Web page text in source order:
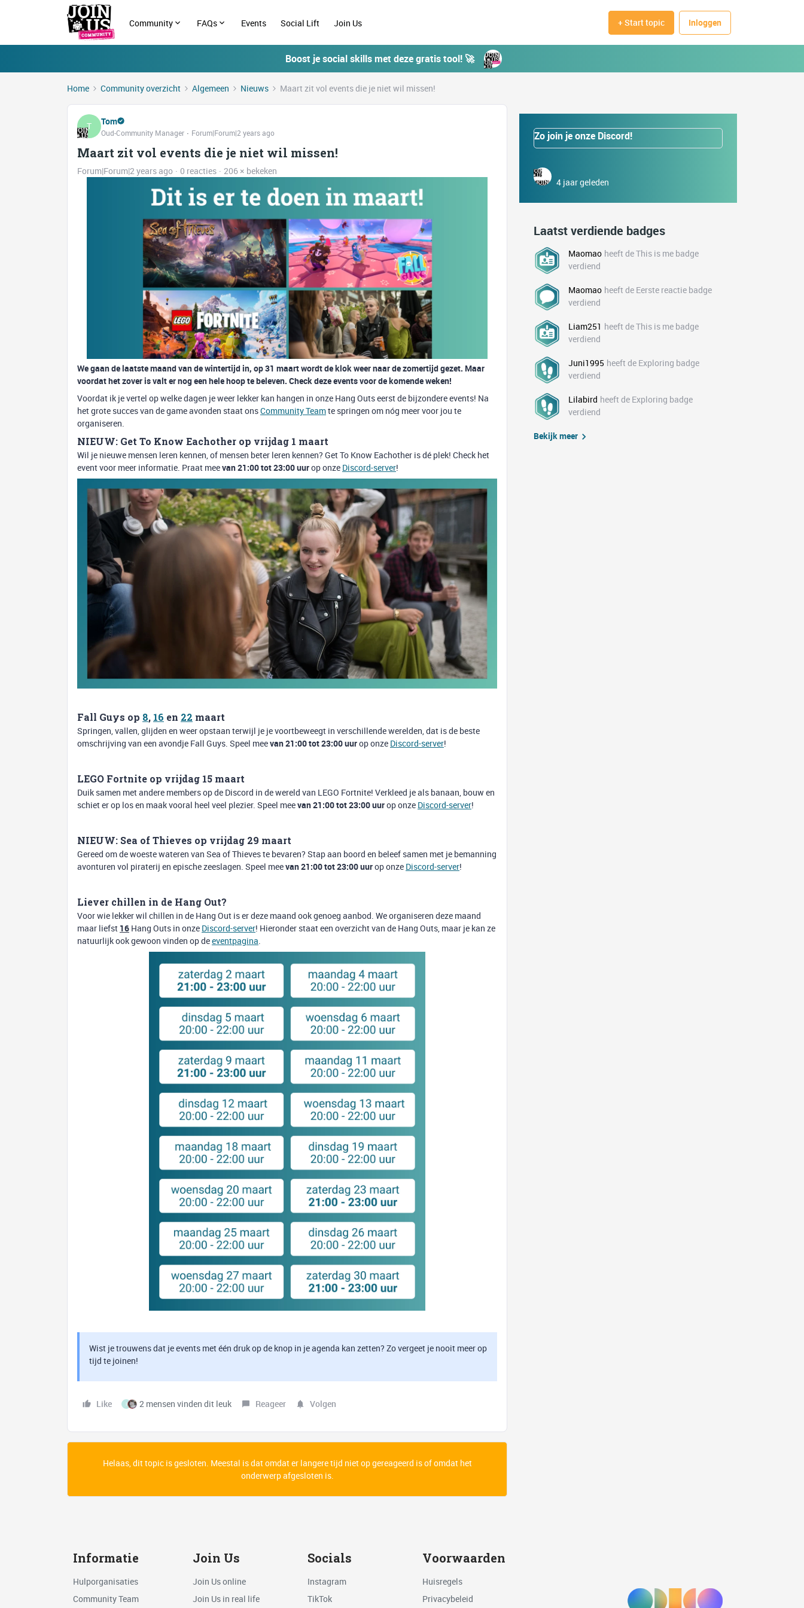
Community FAQs Events Social Lift Join Us + Start topic Inloggen
Boost je social skills met deze gratis tool! 🚀
Home Community overzicht Algemeen Nieuws Maart zit vol events die je niet wil missen!
T Tom
Oud-Community Manager Forum|Forum|2 years ago
Maart zit vol events die je niet wil missen!
Forum|Forum|2 years ago 0 reacties 206 × bekeken
We gaan de laatste maand van de wintertijd in, op 31 maart wordt de klok weer naar de zomertijd gezet. Maar
voordat het zover is valt er nog een hele hoop te beleven. Check deze events voor de komende weken!
Voordat ik je vertel op welke dagen je weer lekker kan hangen in onze Hang Outs eerst de bijzondere events! Na
het grote succes van de game avonden staat onsCommunity Teamte springen om nóg meer voor jou te
organiseren.
NIEUW: Get To Know Eachother op vrijdag 1 maart
Wil je nieuwe mensen leren kennen, of mensen beter leren kennen? Get To Know Eachother is dé plek! Check het
event voor meer informatie. Praat meevan 21:00 tot 23:00 uurop onze Discord-server!
Fall Guys op 8, 16 en 22 maart
Springen, vallen, glijden en weer opstaan terwijl je je voortbeweegt in verschillende werelden, dat is de beste
omschrijving van een avondje Fall Guys. Speel meevan 21:00 tot 23:00 uurop onze Discord-server!
LEGO Fortnite op vrijdag 15 maart
Duik samen met andere members op de Discord in de wereld van LEGO Fortnite! Verkleed je als banaan, bouw en
schiet er op los en maak vooral heel veel plezier. Speel meevan 21:00 tot 23:00 uurop onze Discord-server!
NIEUW: Sea of Thieves op vrijdag 29 maart
Gereed om de woeste wateren van Sea of Thieves te bevaren? Stap aan boord en beleef samen met je bemanning
avonturen vol piraterij en epische zeeslagen. Speel meevan 21:00 tot 23:00 uurop onze Discord-server!
Liever chillen in de Hang Out?
Voor wie lekker wil chillen in de Hang Out is er deze maand ook genoeg aanbod. We organiseren deze maand
maar liefst 16 Hang Outs in onze Discord-server! Hieronder staat een overzicht van de Hang Outs, maar je kan ze
natuurlijk ook gewoon vinden op deeventpagina.
Wist je trouwens dat je events met één druk op de knop in je agenda kan zetten? Zo vergeet je nooit meer op
tijd te joinen!
Like I 2 mensen vinden dit leuk Reageer Volgen
Helaas, dit topic is gesloten. Meestal is dat omdat er langere tijd niet op gereageerd is of omdat het
onderwerp afgesloten is.
Zo join je onze Discord!
4 jaar geleden
Laatst verdiende badges
Maomao heeft de This is me badge
verdiend
Maomao heeft de Eerste reactie badge
verdiend
Liam251 heeft de This is me badge
verdiend
Juni1995 heeft de Exploring badge
verdiend
Lilabird heeft de Exploring badge
verdiend
Bekijk meer
Informatie
Hulporganisaties
Community Team
Join Us
Join Us online
Join Us in real life
Socials
Instagram
TikTok
Voorwaarden
Huisregels
Privacybeleid